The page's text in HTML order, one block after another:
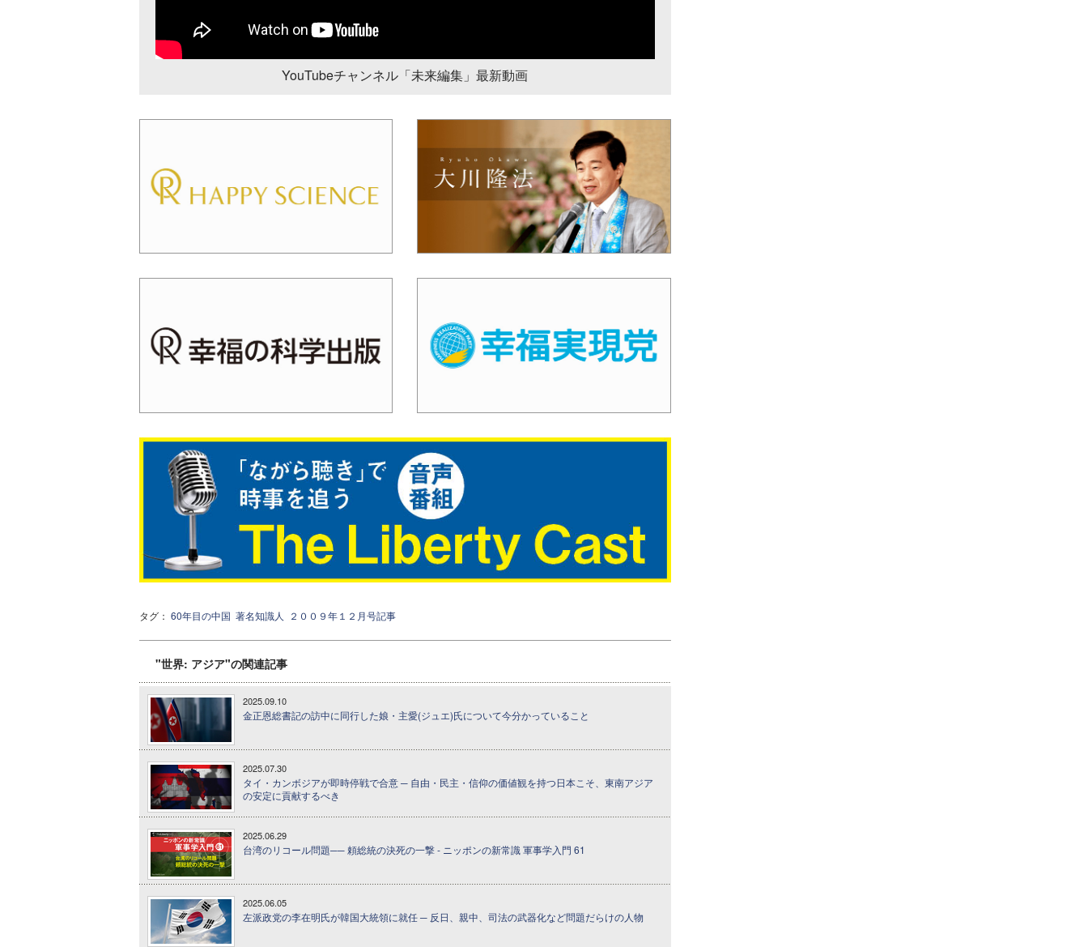
YouTubeチャンネル「未来編集」最新動画
タグ： 60年目の中国 著名知識人 ２００９年１２月号記事
"世界: アジア"の関連記事
2025.09.10
金正恩総書記の訪中に同行した娘・主愛(ジュエ)氏について今分かっていること
2025.07.30
タイ・カンボジアが即時停戦で合意 ─ 自由・民主・信仰の価値観を持つ日本こそ、東南アジア
の安定に貢献するべき
2025.06.29
台湾のリコール問題── 頼総統の決死の一撃 - ニッポンの新常識 軍事学入門 61
2025.06.05
左派政党の李在明氏が韓国大統領に就任 ─ 反日、親中、司法の武器化など問題だらけの人物